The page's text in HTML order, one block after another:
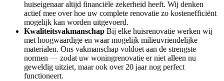
huiseigenaar altijd financiële zekerheid heeft. Wij denken
actief mee over hoe uw complete renovatie zo kostenefficiënt
mogelijk kan worden uitgevoerd.
Kwaliteitsvakmanschap Bij elke huisrenovatie werken wij
met hoogwaardige en waar mogelijk milieuvriendelijke
materialen. Ons vakmanschap voldoet aan de strengste
normen — zodat uw woningrenovatie er niet alleen nu
geweldig uitziet, maar ook over 20 jaar nog perfect
functioneert.